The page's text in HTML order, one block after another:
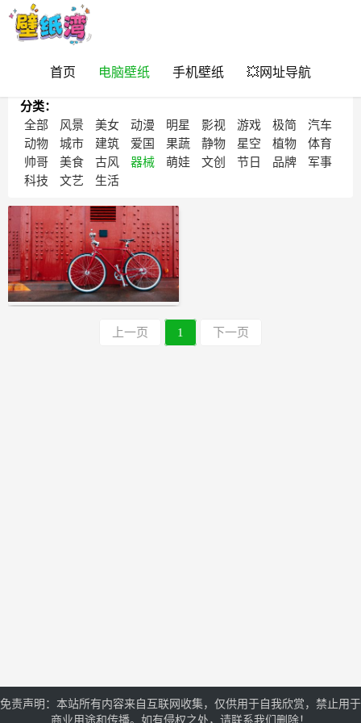
首页 电脑壁纸 手机壁纸 💥网址导航
>电脑壁纸 >与“器械”相关的壁纸图片
分类：
全部
风景 美女 动漫 明星 影视 游戏 极简
汽车
动物
城市 建筑 爱国 果蔬 静物 星空 植物
体育
帅哥
美食 古风 器械 萌娃 文创 节日 品牌
军事
科技
文艺 生活
上一页 1 下一页
免责声明：本站所有内容来自互联网收集，仅供用于自我欣赏，禁止用于
商业用途和传播。如有侵权之处，请联系我们删除！